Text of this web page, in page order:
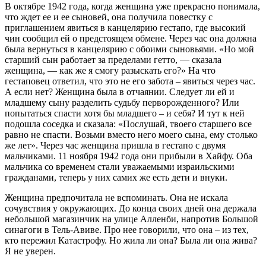
В октябре 1942 года, когда женщина уже прекрасно понимала,
что ждет ее и ее сыновей, она получила повестку с
приглашением явиться в канцелярию гестапо, где высокий
чин сообщил ей о предстоящем обмене. Через час она должна
была вернуться в канцелярию с обоими сыновьями. «Но мой
старший сын работает за пределами гетто, — сказала
женщина, — как же я смогу разыскать его?» На что
гестаповец ответил, что это не его забота – явиться через час.
А если нет? Женщина была в отчаянии. Следует ли ей и
младшему сыну разделить судьбу перворожденного? Или
попытаться спасти хотя бы младшего – и себя? И тут к ней
подошла соседка и сказала: «Послушай, твоего старшего все
равно не спасти. Возьми вместо него моего сына, ему столько
же лет». Через час женщина пришла в гестапо с двумя
мальчиками. 11 ноября 1942 года они прибыли в Хайфу. Оба
мальчика со временем стали уважаемыми израильскими
гражданами, теперь у них самих же есть дети и внуки.
Женщина предпочитала не вспоминать. Она не искала
сочувствия у окружающих. До конца своих дней она держала
небольшой магазинчик на улице Алленби, напротив Большой
синагоги в Тель-Авиве. Про нее говорили, что она – из тех,
кто пережил Катастрофу. Но жила ли она? Была ли она жива?
Я не уверен.